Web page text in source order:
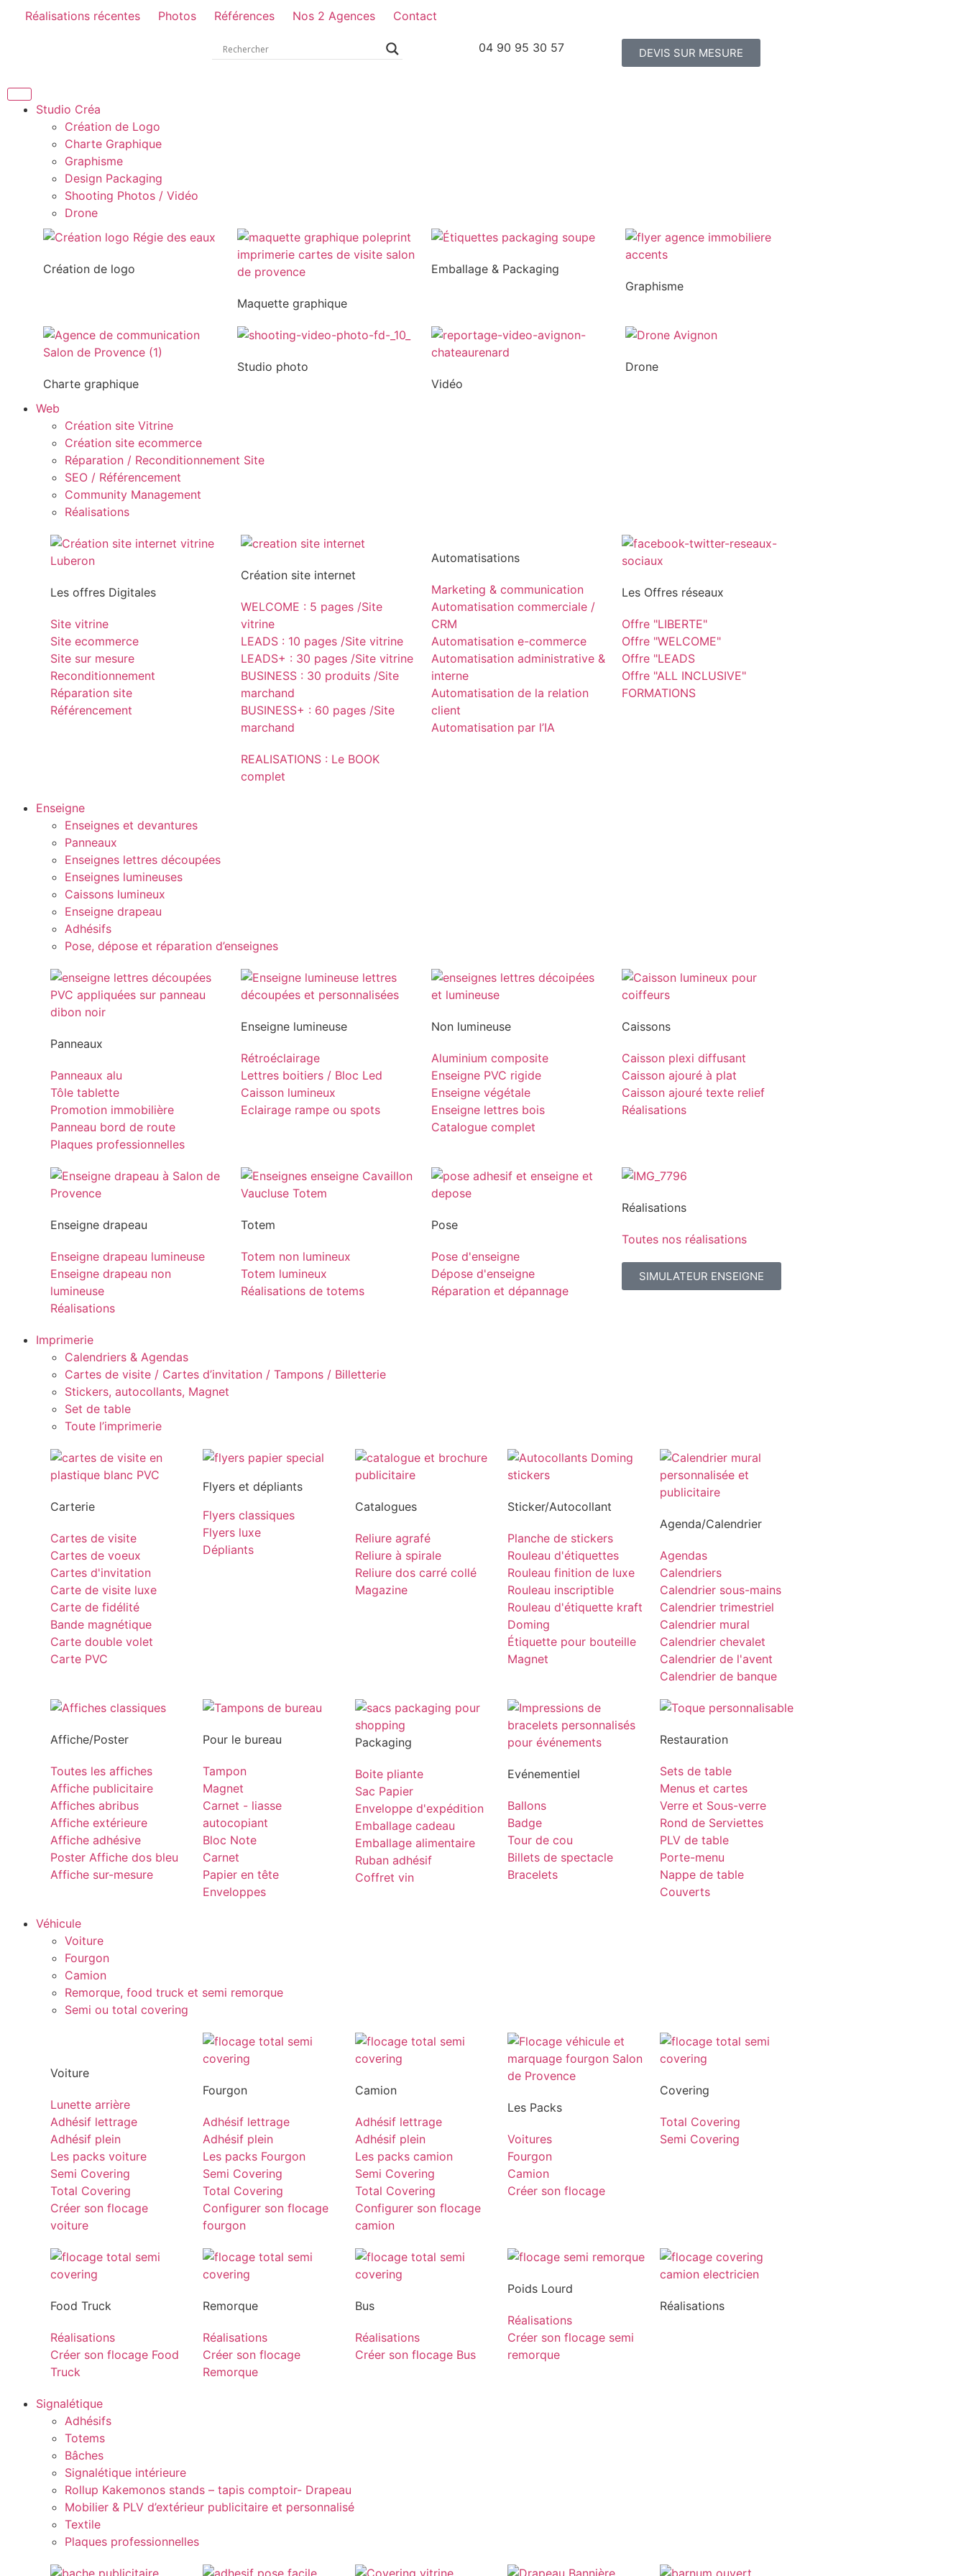
Réalisations récentes Photos Références Nos 2 Agences Contact
04 90 95 30 57 DEVIS SUR MESURE
Studio Créa
Création de Logo
Charte Graphique
Graphisme
Design Packaging
Shooting Photos / Vidéo
Drone
Création de logo
Maquette graphique
Emballage & Packaging
Graphisme
Charte graphique
Studio photo
Vidéo
Drone
Web
Création site Vitrine
Création site ecommerce
Réparation / Reconditionnement Site
SEO / Référencement
Community Management
Réalisations
Les offres Digitales
Site vitrine
Site ecommerce
Site sur mesure
Reconditionnement
Réparation site
Référencement
Création site internet
WELCOME : 5 pages /Site
vitrine
LEADS : 10 pages /Site vitrine
LEADS+ : 30 pages /Site vitrine
BUSINESS : 30 produits /Site
marchand
BUSINESS+ : 60 pages /Site
marchand
REALISATIONS : Le BOOK
complet
Automatisations
Marketing & communication
Automatisation commerciale /
CRM
Automatisation e-commerce
Automatisation administrative &
interne
Automatisation de la relation
client
Automatisation par l’IA
Les Offres réseaux
Offre "LIBERTE"
Offre "WELCOME"
Offre "LEADS
Offre "ALL INCLUSIVE"
FORMATIONS
Enseigne
Enseignes et devantures
Panneaux
Enseignes lettres découpées
Enseignes lumineuses
Caissons lumineux
Enseigne drapeau
Adhésifs
Pose, dépose et réparation d’enseignes
Panneaux
Panneaux alu
Tôle tablette
Promotion immobilière
Panneau bord de route
Plaques professionnelles
Enseigne lumineuse
Rétroéclairage
Lettres boitiers / Bloc Led
Caisson lumineux
Eclairage rampe ou spots
Non lumineuse
Aluminium composite
Enseigne PVC rigide
Enseigne végétale
Enseigne lettres bois
Catalogue complet
Caissons
Caisson plexi diffusant
Caisson ajouré à plat
Caisson ajouré texte relief
Réalisations
Enseigne drapeau
Enseigne drapeau lumineuse
Enseigne drapeau non
lumineuse
Réalisations
Totem
Totem non lumineux
Totem lumineux
Réalisations de totems
Pose
Pose d'enseigne
Dépose d'enseigne
Réparation et dépannage
Réalisations
Toutes nos réalisations
SIMULATEUR ENSEIGNE
Imprimerie
Calendriers & Agendas
Cartes de visite / Cartes d’invitation / Tampons / Billetterie
Stickers, autocollants, Magnet
Set de table
Toute l’imprimerie
Carterie
Cartes de visite
Cartes de voeux
Cartes d'invitation
Carte de visite luxe
Carte de fidélité
Bande magnétique
Carte double volet
Carte PVC
Flyers et dépliants
Flyers classiques
Flyers luxe
Dépliants
Catalogues
Reliure agrafé
Reliure à spirale
Reliure dos carré collé
Magazine
Sticker/Autocollant
Planche de stickers
Rouleau d'étiquettes
Rouleau finition de luxe
Rouleau inscriptible
Rouleau d'étiquette kraft
Doming
Étiquette pour bouteille
Magnet
Agenda/Calendrier
Agendas
Calendriers
Calendrier sous-mains
Calendrier trimestriel
Calendrier mural
Calendrier chevalet
Calendrier de l'avent
Calendrier de banque
Affiche/Poster
Toutes les affiches
Affiche publicitaire
Affiches abribus
Affiche extérieure
Affiche adhésive
Poster Affiche dos bleu
Affiche sur-mesure
Pour le bureau
Tampon
Magnet
Carnet - liasse
autocopiant
Bloc Note
Carnet
Papier en tête
Enveloppes
Packaging
Boite pliante
Sac Papier
Enveloppe d'expédition
Emballage cadeau
Emballage alimentaire
Ruban adhésif
Coffret vin
Evénementiel
Ballons
Badge
Tour de cou
Billets de spectacle
Bracelets
Restauration
Sets de table
Menus et cartes
Verre et Sous-verre
Rond de Serviettes
PLV de table
Porte-menu
Nappe de table
Couverts
Véhicule
Voiture
Fourgon
Camion
Remorque, food truck et semi remorque
Semi ou total covering
Voiture
Lunette arrière
Adhésif lettrage
Adhésif plein
Les packs voiture
Semi Covering
Total Covering
Créer son flocage
voiture
Fourgon
Adhésif lettrage
Adhésif plein
Les packs Fourgon
Semi Covering
Total Covering
Configurer son flocage
fourgon
Camion
Adhésif lettrage
Adhésif plein
Les packs camion
Semi Covering
Total Covering
Configurer son flocage
camion
Les Packs
Voitures
Fourgon
Camion
Créer son flocage
Covering
Total Covering
Semi Covering
Food Truck
Réalisations
Créer son flocage Food
Truck
Remorque
Réalisations
Créer son flocage
Remorque
Bus
Réalisations
Créer son flocage Bus
Poids Lourd
Réalisations
Créer son flocage semi
remorque
Réalisations
Signalétique
Adhésifs
Totems
Bâches
Signalétique intérieure
Rollup Kakemonos stands – tapis comptoir- Drapeau
Mobilier & PLV d’extérieur publicitaire et personnalisé
Textile
Plaques professionnelles